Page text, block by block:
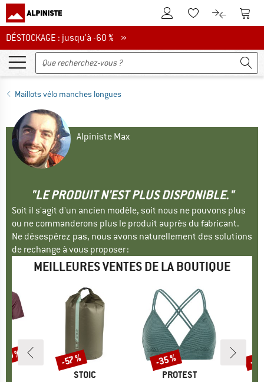
Vers le compte client
Vers la liste
Vers le
DÉSTOCKAGE : jusqu'à -60 %
DÉSTOCKAGE : jusqu'à -60 % »
Maillots vélo manches longues
Alpiniste Max
"LE PRODUIT N'EST PLUS DISPONIBLE."
Soit il s'agit d'un ancien modèle, soit nous ne pouvons plus
ou ne commanderons plus le produit auprès du fabricant.
Ne désespérez pas, nous avons naturellement des solutions
de rechange à vous proposer :
MEILLEURES VENTES DE LA BOUTIQUE
%
MARQUE
STOIC
Remise
-57 %
MARQUE
PROTEST
Remise
-35 % -